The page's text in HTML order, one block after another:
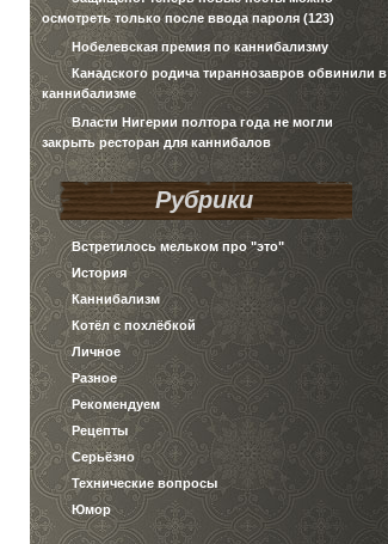
осмотреть только после ввода пароля (123)
Нобелевская премия по каннибализму
Канадского родича тираннозавров обвинили в
каннибализме
Власти Нигерии полтора года не могли
закрыть ресторан для каннибалов
Рубрики
Встретилось мельком про "это"
История
Каннибализм
Котёл с похлёбкой
Личное
Разное
Рекомендуем
Рецепты
Серьёзно
Технические вопросы
Юмор